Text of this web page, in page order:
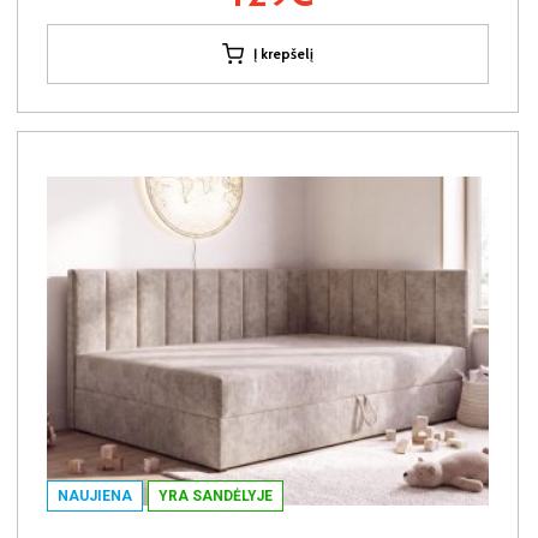
Į krepšelį
NAUJIENA YRA SANDĖLYJE